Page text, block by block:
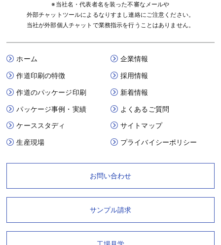
※当社名・代表者名を装った不審なメールや
外部チャットツールによるなりすまし連絡にご注意ください。
当社が外部個人チャットで業務指示を行うことはありません。
ホーム
作道印刷の特徴
作道のパッケージ印刷
パッケージ事例・実績
ケーススタディ
生産現場
企業情報
採用情報
新着情報
よくあるご質問
サイトマップ
プライバイシーポリシー
お問い合わせ
サンプル請求